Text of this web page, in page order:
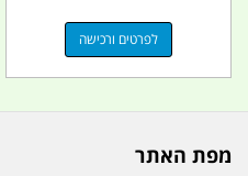
לפרטים ורכישה
מפת האתר